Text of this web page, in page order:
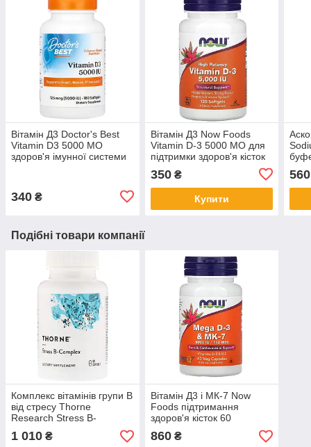
Вітамін Д3 Doctor's Best
Vitamin D3 5000 МО
здоров'я імунної системи
340 ₴
Вітамін Д3 Now Foods
Vitamin D-3 5000 МО для
підтримки здоров'я кісток
капсул
350₴
Купити
г
560
Подібні товари компанії
Комплекс вітамінів групи B
від стресу Thorne
Research Stress B-
Complex 60 рослинних
капсул
1 010 ₴
Вітамін Д3 і МК-7 Now
Foods підтримання
здоров'я кісток 60
рослинних капсул
860₴